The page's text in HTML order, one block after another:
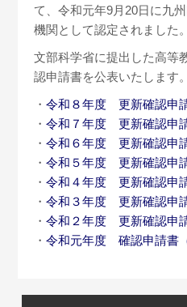
て、令和元年9月20日に九
機関として認定されました。
文部科学省に提出した高等
認申請書を公表いたします。
・令和８年度 更新確認申
・令和７年度 更新確認申
・令和６年度 更新確認申
・令和５年度 更新確認申
・令和４年度 更新確認申
・令和３年度 更新確認申
・令和２年度 更新確認申
・令和元年度 確認申請書